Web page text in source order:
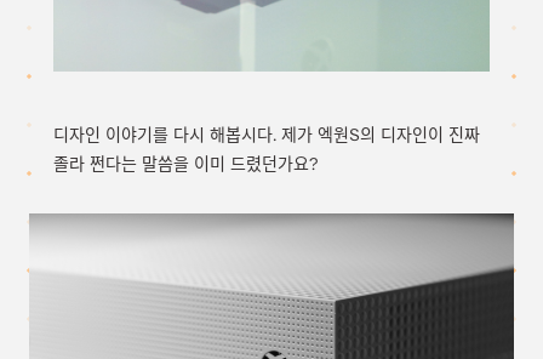
디자인 이야기를 다시 해봅시다. 제가 엑원S의 디자인이 진짜
졸라 쩐다는 말씀을 이미 드렸던가요?